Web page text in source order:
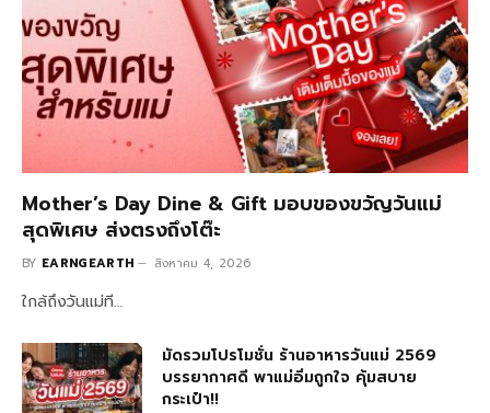
Mother’s Day Dine & Gift มอบของขวัญวันแม่
สุดพิเศษ ส่งตรงถึงโต๊ะ
BY EARNGEARTH สิงหาคม 4, 2026
ใกล้ถึงวันแม่ที…
มัดรวมโปรโมชั่น ร้านอาหารวันแม่ 2569
บรรยากาศดี พาแม่อิ่มถูกใจ คุ้มสบาย
กระเป๋า!!